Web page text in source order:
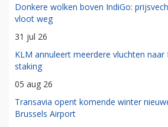
Donkere wolken boven IndiGo:
vloot weg
31 jul 26
KLM annuleert meerdere vluchten
staking
05 aug 26
Transavia opent komende winter
Brussels Airport